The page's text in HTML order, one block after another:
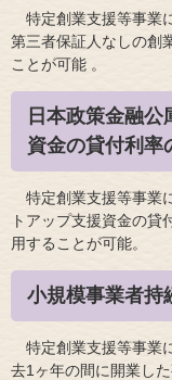
特定創業支援等事業
第三者保証人なしの創
ことが可能 。
日本政策金融公
資金​の貸付利率
特定創業支援等事業
トアップ支援資金の貸
用することが可能。
小規模事業者持
特定創業支援等事業
去1ヶ年の間に開業し